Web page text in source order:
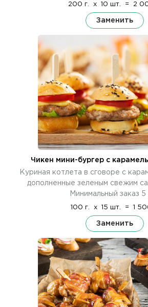
200 г. x 10 шт. = 2
Заменить
Чикен мини-бургер с
Куриная котлета в сговоре с
дополненные зеленым свежим
Минимальный заказ 5
100 г. x 15 шт. = 1
Заменить